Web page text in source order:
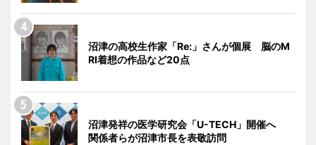
沼津の高校生作家「Re:」さんが個展 脳のM
RI着想の作品など20点
沼津発祥の医学研究会「U-TECH」開催へ
関係者らが沼津市長を表敬訪問